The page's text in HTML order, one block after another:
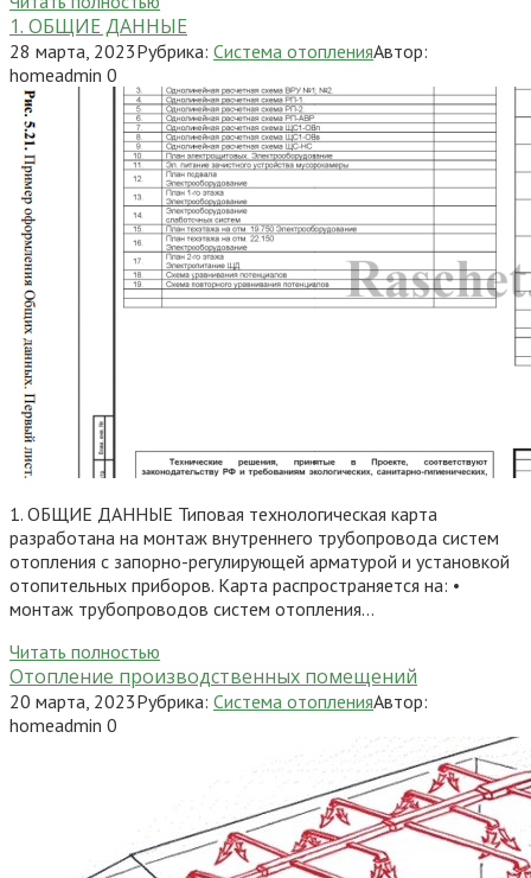
1. ОБЩИЕ ДАННЫЕ
28 марта, 2023Рубрика: Система отопленияАвтор:
homeadmin 0
1. ОБЩИЕ ДАННЫЕ Типовая технологическая карта
разработана на монтаж внутреннего трубопровода систем
отопления с запорно-регулирующей арматурой и установкой
отопительных приборов. Карта распространяется на: •
монтаж трубопроводов систем отопления…
Читать полностью
Отопление производственных помещений
20 марта, 2023Рубрика: Система отопленияАвтор:
homeadmin 0